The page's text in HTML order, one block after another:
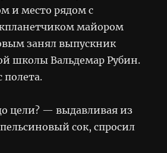
и место рядом с
майором
занял выпускник
школы Вальдемар Рубин.
полета.
цели? — выдавливая из
сок, спросил